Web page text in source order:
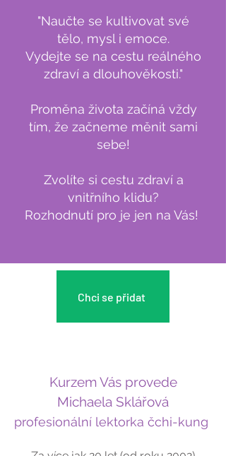
"Naučte se kultivovat své
tělo, mysl i emoce.
Vydejte se na cestu reálného
zdraví a dlouhověkosti."
Proměna života začíná vždy
tím, že začneme měnit sami
sebe!
Zvolíte si cestu zdraví a
vnitřního klidu?
Rozhodnutí pro je jen na Vás!
Chci se přidat
Kurzem Vás provede
Michaela Sklářová
profesionální lektorka čchi-kung